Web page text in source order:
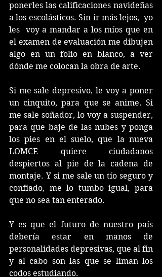
ponerles las calificaciones navideñas
a los escolásticos. Sin ir más lejos,  yo
les  voy a mandar a los míos que en
el examen de evaluación me dibujen
algo en un folio en blanco, a ver
dónde me colocan la obra de arte.
Si me sale depresivo, le voy a poner
un cinquito, para que se anime. Si
me sale soñador, lo voy a suspender,
para que baje de las nubes y ponga
los pies en el suelo, que la nueva
LOMCE quiere ciudadanos
despiertos al pie de la cadena de
montaje. Y si me sale un tío seguro y
confiado, me lo tumbo igual, para
que no sea tan enterado.
Y es que el futuro de nuestro país
debería estar en manos de
personalidades depresivas, que al fin
y al cabo son las que se liman los
codos estudiando.